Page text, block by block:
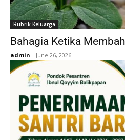
Rubrik Keluarga
Bahagia Ketika
admin - June 26, 2026